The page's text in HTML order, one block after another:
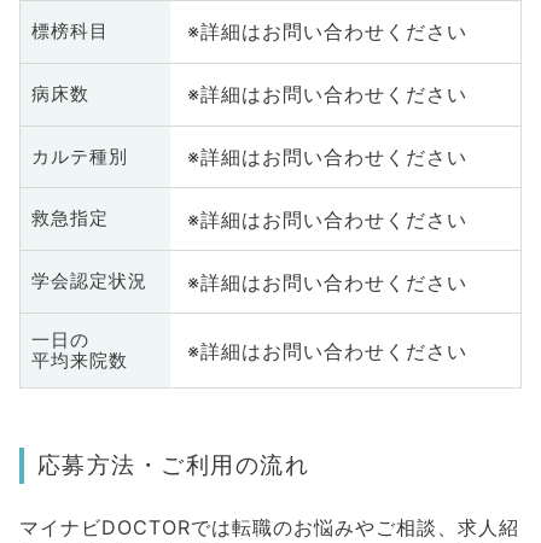
標榜科目 ※詳細はお問い合わせください
病床数 ※詳細はお問い合わせください
カルテ種別 ※詳細はお問い合わせください
救急指定 ※詳細はお問い合わせください
学会認定状況 ※詳細はお問い合わせください
一日の
平均来院数
※詳細はお問い合わせください
応募方法・ご利用の流れ
マイナビDOCTORでは転職のお悩みやご相談、求人紹